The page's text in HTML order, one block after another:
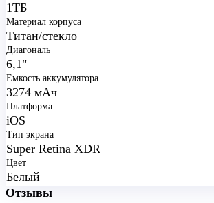
1ТБ
Материал корпуса
Титан/стекло
Диагональ
6,1"
Емкость аккумулятора
3274 мАч
Платформа
iOS
Тип экрана
Super Retina XDR
Цвет
Белый
Отзывы